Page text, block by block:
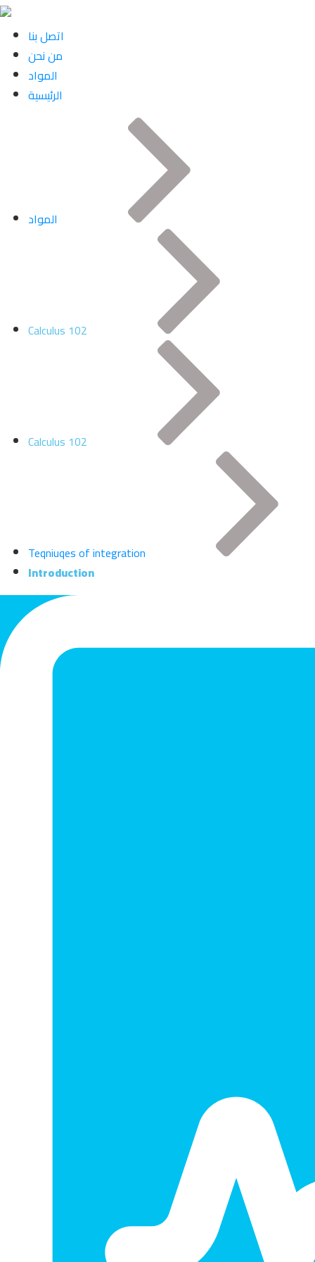
اتصل بنا
من نحن
المواد
الرئيسية
المواد
Calculus 102
Calculus 102
Teqniuqes of integration
Introduction